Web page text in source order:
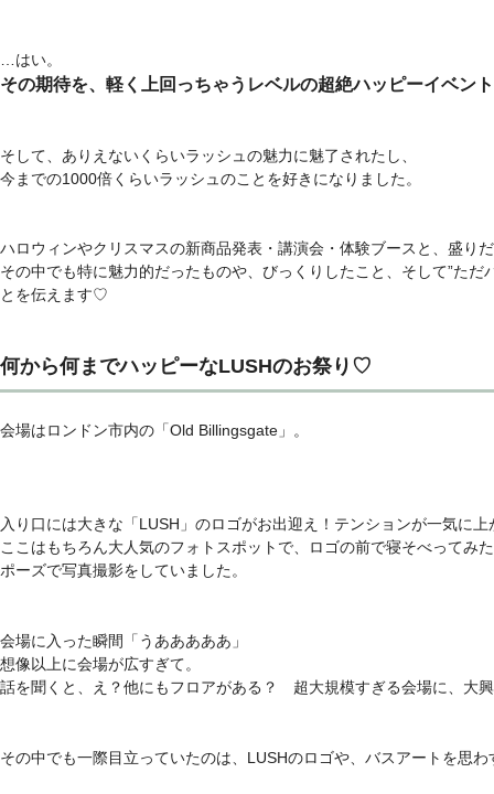
…はい。
その期待を、軽く上回っちゃうレベルの超絶ハッピーイベン
そして、ありえないくらいラッシュの魅力に魅了されたし、
今までの1000倍くらいラッシュのことを好きになりました。
ハロウィンやクリスマスの新商品発表・講演会・体験ブースと、盛り
その中でも特に魅力的だったものや、びっくりしたこと、そして”た
とを伝えます♡
何から何までハッピーなLUSHのお祭り♡
会場はロンドン市内の「Old Billingsgate」。
入り口には大きな「LUSH」のロゴがお出迎え！テンションが一気に上
ここはもちろん大人気のフォトスポットで、ロゴの前で寝そべってみ
ポーズで写真撮影をしていました。
会場に入った瞬間「うあああああ」
想像以上に会場が広すぎて。
話を聞くと、え？他にもフロアがある？ 超大規模すぎる会場に、大
その中でも一際目立っていたのは、LUSHのロゴや、バスアートを思